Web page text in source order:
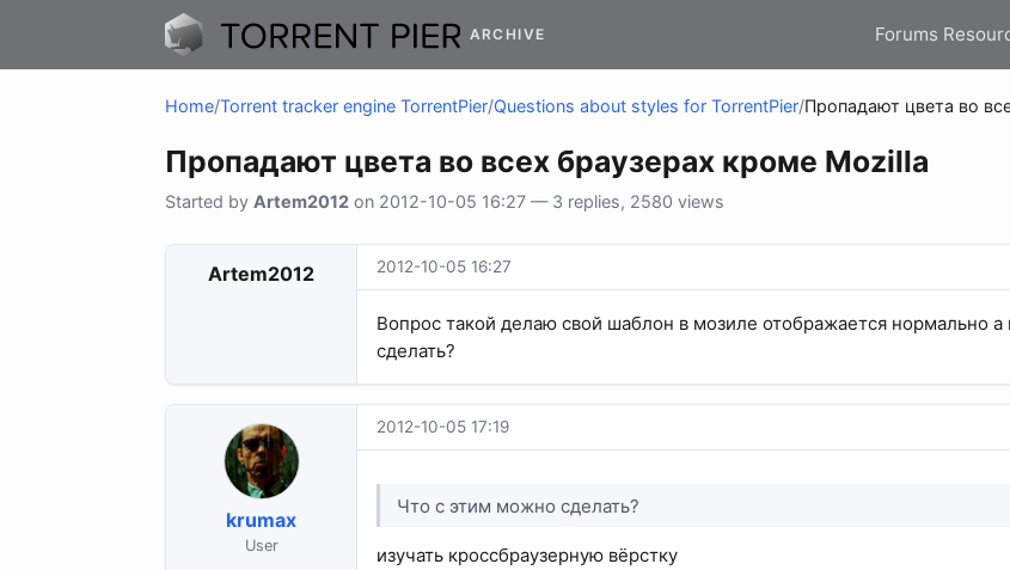
ARCHIVE Forums
Home/Torrent tracker engine TorrentPier/Questions about styles for TorrentPier/Пропадают цвета во
Пропадают цвета во всех браузерах кроме Mozilla
Started by Artem2012 on 2012-10-05 16:27 — 3 replies, 2580 views
Artem2012 2012-10-05 16:27
Вопрос такой делаю свой шаблон в мозиле отображается нормально
сделать?
krumax
User
2012-10-05 17:19
Что с этим можно сделать?
изучать кроссбраузерную вёрстку